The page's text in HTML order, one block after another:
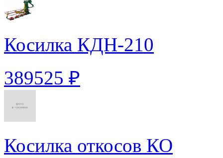
Косилка КДН-210
389525 ₽
Косилка откосов КО